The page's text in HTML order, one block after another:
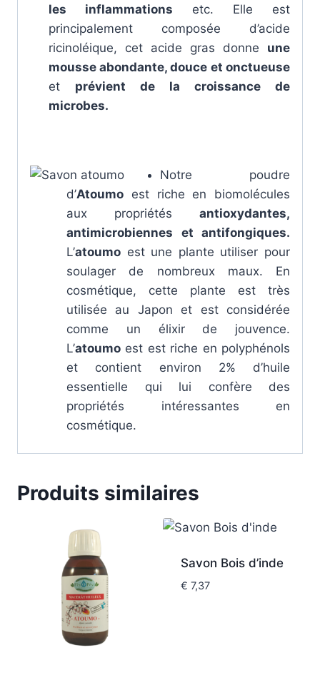
les inflammations etc. Elle est
principalement composée d’acide
ricinoléique, cet acide gras donne une
mousse abondante, douce et onctueuse
et prévient de la croissance de
microbes.
Notre poudre
d’Atoumo est riche en biomolécules
aux propriétés antioxydantes,
antimicrobiennes et antifongiques.
L’atoumo est une plante utiliser pour
soulager de nombreux maux. En
cosmétique, cette plante est très
utilisée au Japon et est considérée
comme un élixir de jouvence.
L’atoumo est est riche en polyphénols
et contient environ 2% d’huile
essentielle qui lui confère des
propriétés intéressantes en
cosmétique.
Produits similaires
Savon Bois d’inde
€ 7,37